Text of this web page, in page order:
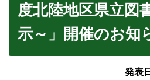
度北陸地区県立図
示～」開催のお知
発表日